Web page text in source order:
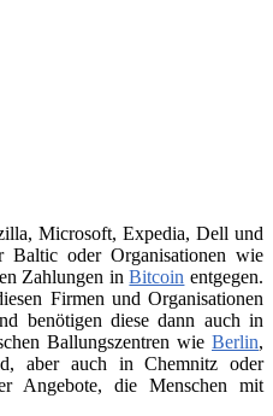
Microsoft, Expedia, Dell und
Baltic oder Organisationen wie
Zahlungen inBitcoin entgegen.
Firmen und Organisationen
benötigen diese dann auch in
Ballungszentren wie Berlin,
aber auch in Chemnitz oder
Angebote, die Menschen mit